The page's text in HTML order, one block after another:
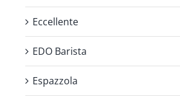
Eccellente
EDO Barista
Espazzola